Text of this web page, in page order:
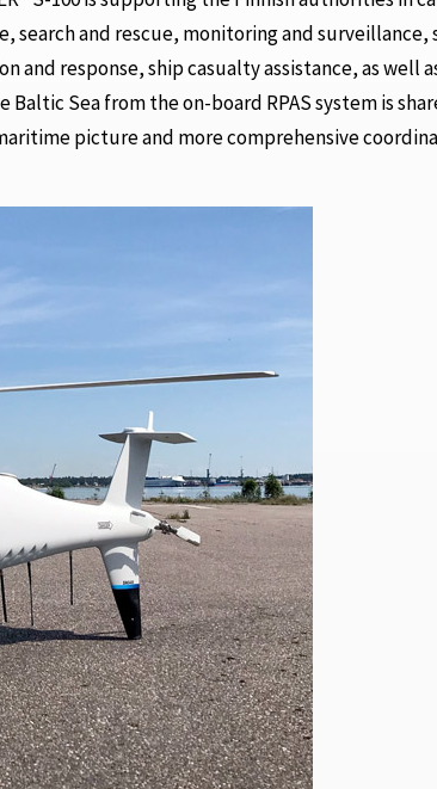
search and rescue, monitoring and surveillance,
response, ship casualty assistance, as well
Sea from the on-board RPAS system is
picture and more comprehensive